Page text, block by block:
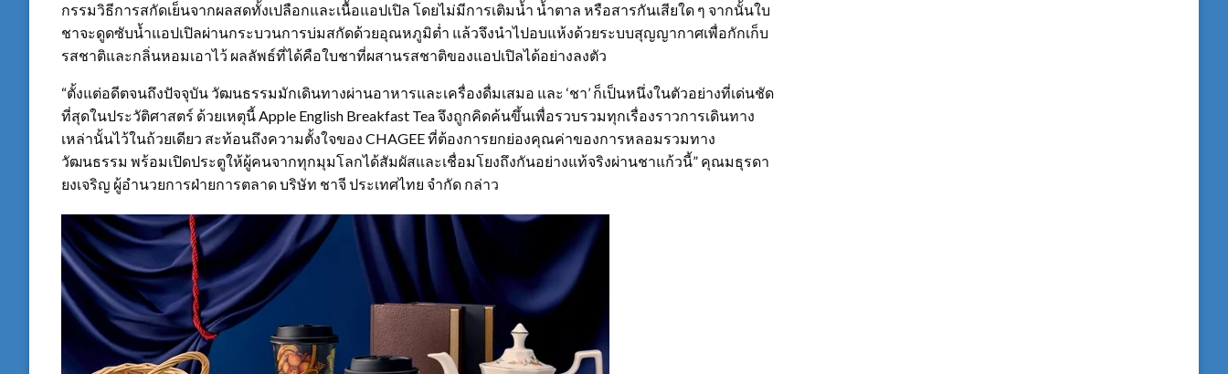
กรรมวิธีการสกัดเย็นจากผลสดทั้งเปลือกและเนื้อแอปเปิล โดยไม่มีการเติมน้ำ น้ำตาล หรือสารกันเสียใด ๆ จากนั้นใบ
ชาจะดูดซับน้ำแอปเปิลผ่านกระบวนการบ่มสกัดด้วยอุณหภูมิต่ำ แล้วจึงนำไปอบแห้งด้วยระบบสุญญากาศเพื่อกักเก็บ
รสชาติและกลิ่นหอมเอาไว้ ผลลัพธ์ที่ได้คือใบชาที่ผสานรสชาติของแอปเปิลได้อย่างลงตัว
“ตั้งแต่อดีตจนถึงปัจจุบัน วัฒนธรรมมักเดินทางผ่านอาหารและเครื่องดื่มเสมอ และ ‘ชา’ ก็เป็นหนึ่งในตัวอย่างที่เด่นชัด
ที่สุดในประวัติศาสตร์ ด้วยเหตุนี้ Apple English Breakfast Tea จึงถูกคิดค้นขึ้นเพื่อรวบรวมทุกเรื่องราวการเดินทาง
เหล่านั้นไว้ในถ้วยเดียว สะท้อนถึงความตั้งใจของ CHAGEE ที่ต้องการยกย่องคุณค่าของการหลอมรวมทาง
วัฒนธรรม พร้อมเปิดประตูให้ผู้คนจากทุกมุมโลกได้สัมผัสและเชื่อมโยงถึงกันอย่างแท้จริงผ่านชาแก้วนี้” คุณมธุรดา
ยงเจริญ ผู้อำนวยการฝ่ายการตลาด บริษัท ชาจี ประเทศไทย จำกัด กล่าว